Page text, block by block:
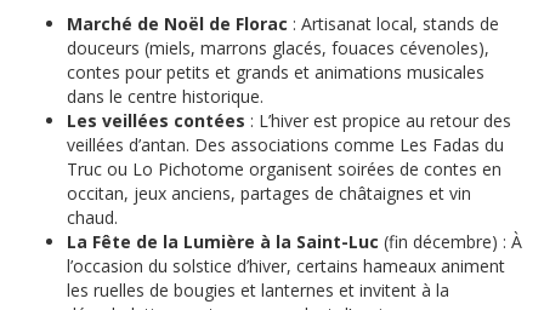
Marché de Noël de Florac : Artisanat local, stands de
douceurs (miels, marrons glacés, fouaces cévenoles),
contes pour petits et grands et animations musicales
dans le centre historique.
Les veillées contées : L’hiver est propice au retour des
veillées d’antan. Des associations comme Les Fadas du
Truc ou Lo Pichotome organisent soirées de contes en
occitan, jeux anciens, partages de châtaignes et vin
chaud.
La Fête de la Lumière à la Saint-Luc (fin décembre) : À
l’occasion du solstice d’hiver, certains hameaux animent
les ruelles de bougies et lanternes et invitent à la